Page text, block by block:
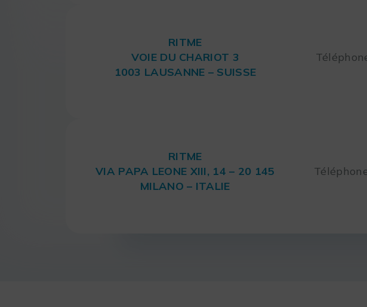
RITME
VOIE DU CHARIOT 3
1003 LAUSANNE – SUISSE
RITME
VIA PAPA LEONE XIII, 14 – 20 145
MILANO – ITALIE